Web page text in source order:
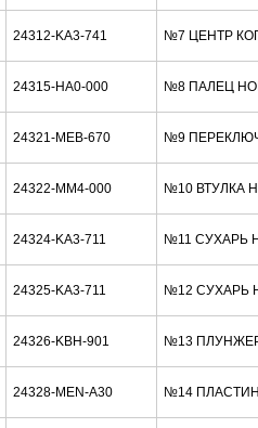
24312-KA3-741 №7 ЦЕНТР
24315-HA0-000 №8 ПАЛЕЦ
24321-MEB-670 №9
24322-MM4-000 №10 ВТУЛКА
24324-KA3-711 №11 СУХАРЬ
24325-KA3-711 №12 СУХАРЬ
24326-KBH-901 №13 ПЛУНЖЕР
24328-MEN-A30 №14